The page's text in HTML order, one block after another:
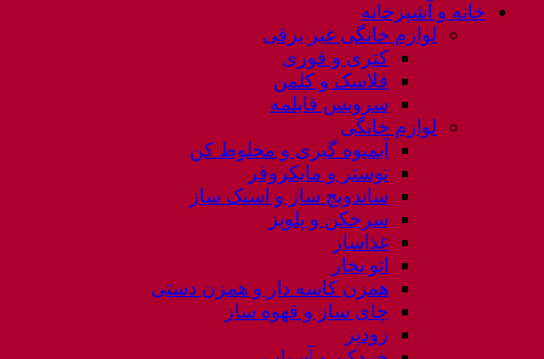
خانه و آشپزخانه
لوازم خانگی غیر برقی
کتری و قوری
فلاسک و کلمن
سرویس قابلمه
لوازم خانگی
آبمیوه گیری و مخلوط کن
توستر و مایکروفر
ساندویچ ساز و اسنک ساز
سرخکن و پلوپز
غذاساز
اتو بخار
همزن کاسه دار و همزن دستی
چای ساز و قهوه ساز
زودپز